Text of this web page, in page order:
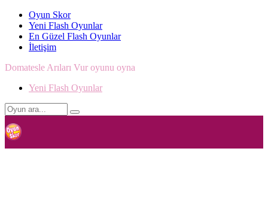
Oyun Skor
Yeni Flash Oyunlar
En Güzel Flash Oyunlar
İletişim
Domatesle Arıları Vur oyunu oyna
Yeni Flash Oyunlar